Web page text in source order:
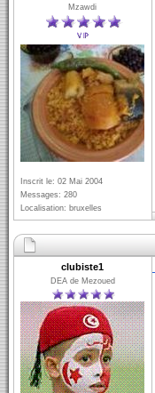
Mzawdi
Inscrit le: 02 Mai 2004
Messages: 280
Localisation: bruxelles
clubiste1
DEA de Mezoued